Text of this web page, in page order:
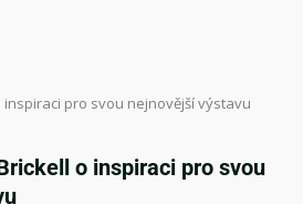
inspiraci pro svou nejnovější výstavu
o inspiraci pro svou